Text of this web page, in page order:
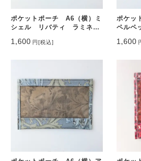
ポケットポーチ A6（横）ミ
シェル リバティ ラミネー
1,600 円 [税込]
ポケッ
ペルペ
1,600